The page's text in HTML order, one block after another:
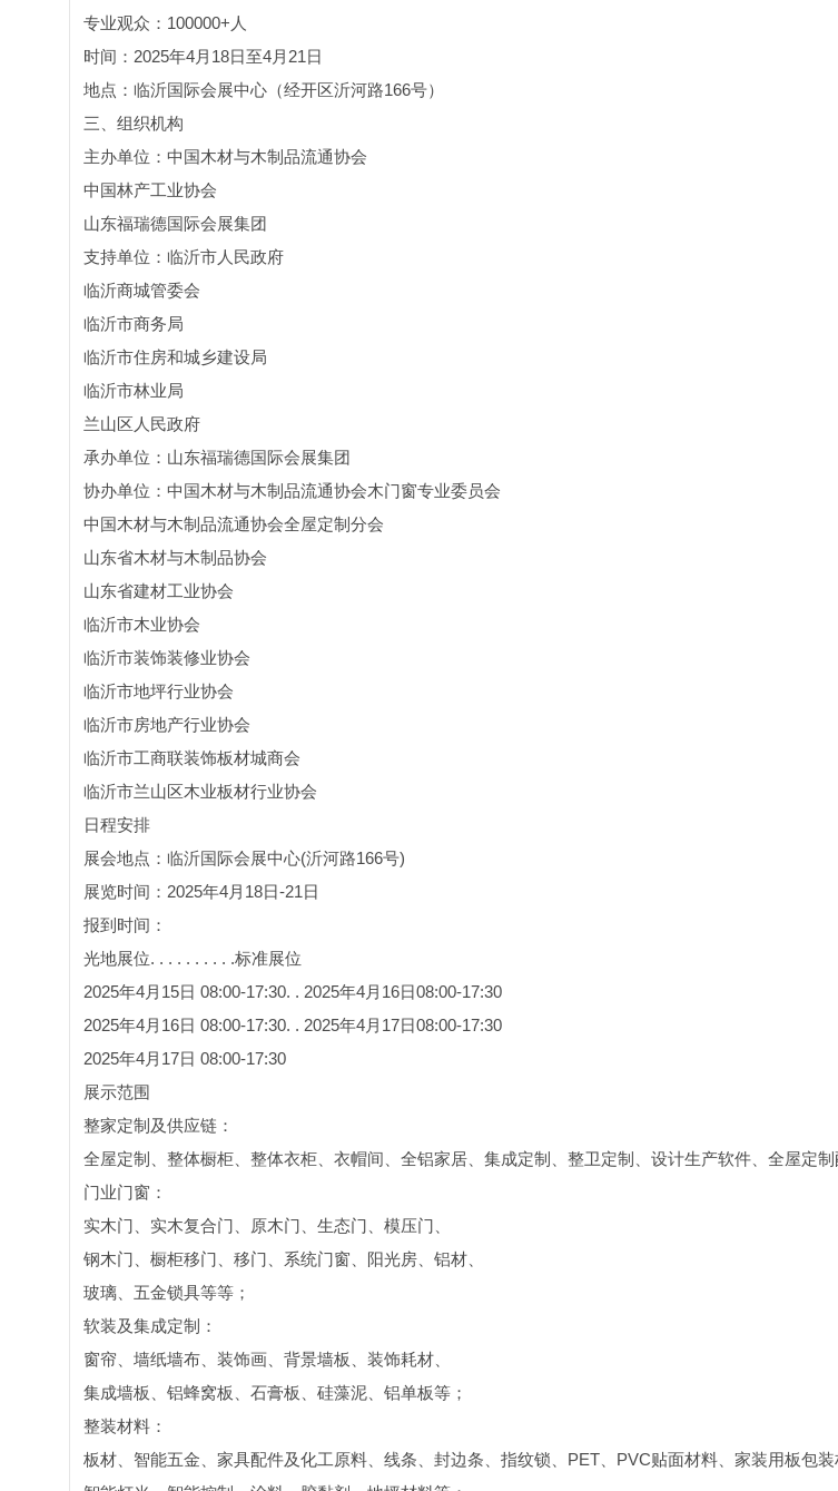
专业观众：100000+人
时间：2025年4月18日至4月21日
地点：临沂国际会展中心（经开区沂河路166号）
三、组织机构
主办单位：中国木材与木制品流通协会
中国林产工业协会
山东福瑞德国际会展集团
支持单位：临沂市人民政府
临沂商城管委会
临沂市商务局
临沂市住房和城乡建设局
临沂市林业局
兰山区人民政府
承办单位：山东福瑞德国际会展集团
协办单位：中国木材与木制品流通协会木门窗专业委员会
中国木材与木制品流通协会全屋定制分会
山东省木材与木制品协会
山东省建材工业协会
临沂市木业协会
临沂市装饰装修业协会
临沂市地坪行业协会
临沂市房地产行业协会
临沂市工商联装饰板材城商会
临沂市兰山区木业板材行业协会
日程安排
展会地点：临沂国际会展中心(沂河路166号)
展览时间：2025年4月18日-21日
报到时间：
光地展位. . . . . . . . . .标准展位
2025年4月15日 08:00-17:30. . 2025年4月16日08:00-17:30
2025年4月16日 08:00-17:30. . 2025年4月17日08:00-17:30
2025年4月17日 08:00-17:30
展示范围
整家定制及供应链：
全屋定制、整体橱柜、整体衣柜、衣帽间、全铝家居、集成定制、整卫定制、设计生产软件、全屋定
门业门窗：
实木门、实木复合门、原木门、生态门、模压门、
钢木门、橱柜移门、移门、系统门窗、阳光房、铝材、
玻璃、五金锁具等等；
软装及集成定制：
窗帘、墙纸墙布、装饰画、背景墙板、装饰耗材、
集成墙板、铝蜂窝板、石膏板、硅藻泥、铝单板等；
整装材料：
板材、智能五金、家具配件及化工原料、线条、封边条、指纹锁、PET、PVC贴面材料、家装用板包装